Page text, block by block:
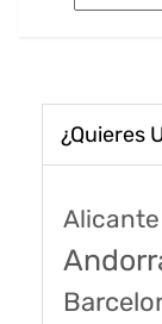
¿Quieres
Alicante